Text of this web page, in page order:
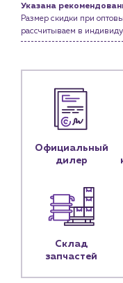
Водоснабжение и
Сервис и
Доставка
Новости
Блог
Личный
Контактные
Наши партнёры
+7 (918)
Указана
Размер скидки при
рассчитываем в
Официальный
дилер
Склад
запчастей